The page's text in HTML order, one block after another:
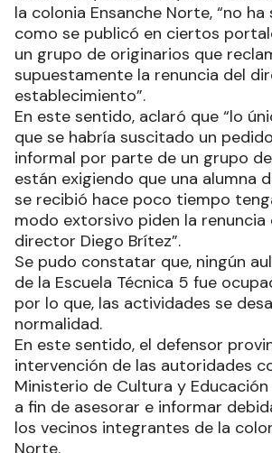
la colonia Ensanche Norte, “no
como se publicó en ciertos
un grupo de originarios que
supuestamente la renuncia del
establecimiento”.
En este sentido, aclaró que “lo
que se habría suscitado un
informal por parte de un grupo
están exigiendo que una alumna
se recibió hace poco tiempo
modo extorsivo piden la renuncia
director Diego Brítez”.
Se pudo constatar que, ningún
de la Escuela Técnica 5 fue
por lo que, las actividades se
normalidad.
En este sentido, el defensor
intervención de las autoridades
Ministerio de Cultura y
a fin de asesorar e informar
los vecinos integrantes de la
Norte.